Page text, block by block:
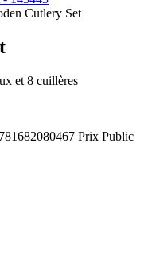
Cutlery Set
et 8 cuillères
Prix Public